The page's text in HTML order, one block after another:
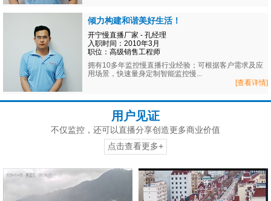
倾力构建和谐美好生活！
开宁慢直播厂家 - 孔经理
入职时间：2010年3月
职位：高级销售工程师
拥有10多年监控慢直播行业经验；可根据客户需求及应
用场景，快速量身定制智能监控慢...
[查看详情]
用户见证
不仅监控，还可以直播分享创造更多商业价值
点击查看更多+